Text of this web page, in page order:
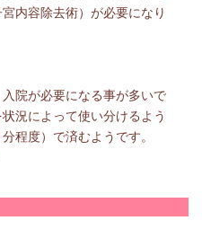
内容除去術）が必要になり
院が必要になる事が多いで
況によって使い分けるよう
程度）で済むようです。